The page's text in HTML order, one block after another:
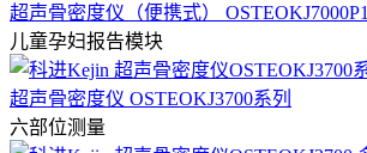
超声骨密度仪（便携式） OSTEOKJ7000P1
儿童孕妇报告模块
超声骨密度仪 OSTEOKJ3700系列
六部位测量